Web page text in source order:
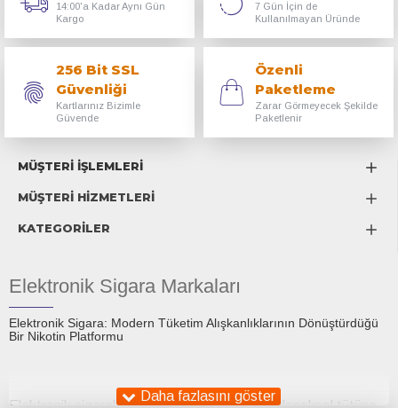
14:00'a Kadar Aynı Gün
Kargo
7 Gün İçin de
Kullanılmayan Üründe
256 Bit SSL
Güvenliği
Kartlarınız Bizimle
Güvende
Özenli
Paketleme
Zarar Görmeyecek Şekilde
Paketlenir
MÜŞTERİ İŞLEMLERİ
MÜŞTERİ HİZMETLERİ
KATEGORİLER
Elektronik Sigara Markaları
Elektronik Sigara: Modern Tüketim Alışkanlıklarının Dönüştürdüğü
Bir Nikotin Platformu